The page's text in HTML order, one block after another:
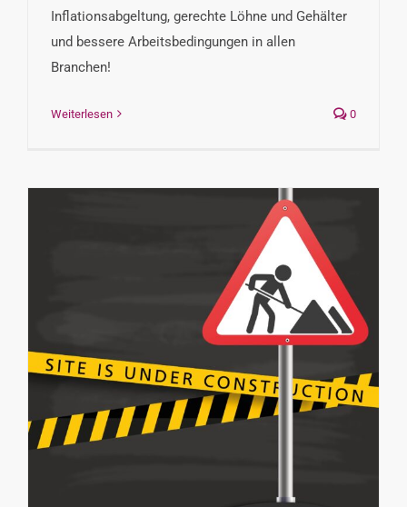
Inflationsabgeltung, gerechte Löhne und Gehälter
und bessere Arbeitsbedingungen in allen
Branchen!
Weiterlesen 0